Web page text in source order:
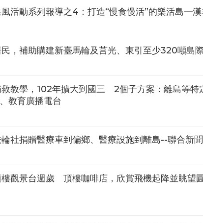
活動系列報導之4：打造“慢食慢活”的樂活島—漢
民，補助購建新臺馬輪及莒光、東引至少320噸島
教學，102年擴大到國三 2個子方案：離島等特
教育廣播電台
社捐贈醫療車到偏鄉、醫療設施到離島--聯合新
觀景台週歲 頂樓咖啡店，欣賞飛機起降並眺望